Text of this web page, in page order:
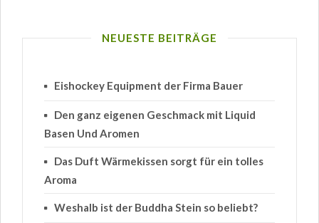
NEUESTE BEITRÄGE
Eishockey Equipment der Firma Bauer
Den ganz eigenen Geschmack mit Liquid
Basen Und Aromen
Das Duft Wärmekissen sorgt für ein tolles
Aroma
Weshalb ist der Buddha Stein so beliebt?